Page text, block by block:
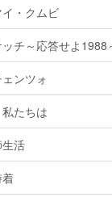
・クムビ
チ～応答せよ1988
ンツォ
たちは
活